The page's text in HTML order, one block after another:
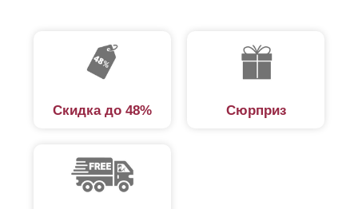
Скидка до 48% Сюрприз